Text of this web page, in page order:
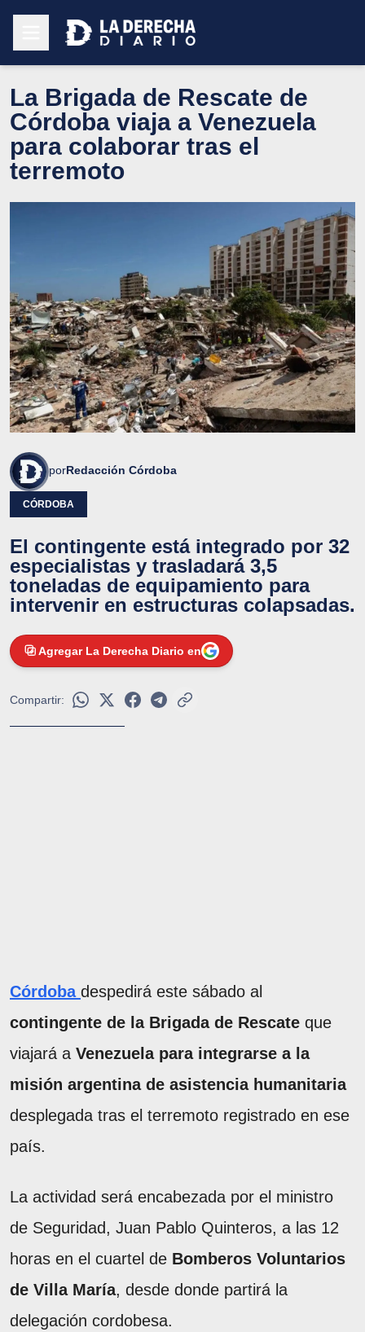
La Brigada de Rescate de
Córdoba viaja a Venezuela
para colaborar tras el
terremoto
porRedacción Córdoba
CÓRDOBA
El contingente está integrado por 32
especialistas y trasladará 3,5
toneladas de equipamiento para
intervenir en estructuras colapsadas.
Agregar La Derecha Diario en
Compartir:
Córdoba despedirá este sábado al
contingente de la Brigada de Rescate que
viajará a Venezuela para integrarse a la
misión argentina de asistencia humanitaria
desplegada tras el terremoto registrado en ese
país.
La actividad será encabezada por el ministro
de Seguridad, Juan Pablo Quinteros, a las 12
horas en el cuartel de Bomberos Voluntarios
de Villa María, desde donde partirá la
delegación cordobesa.